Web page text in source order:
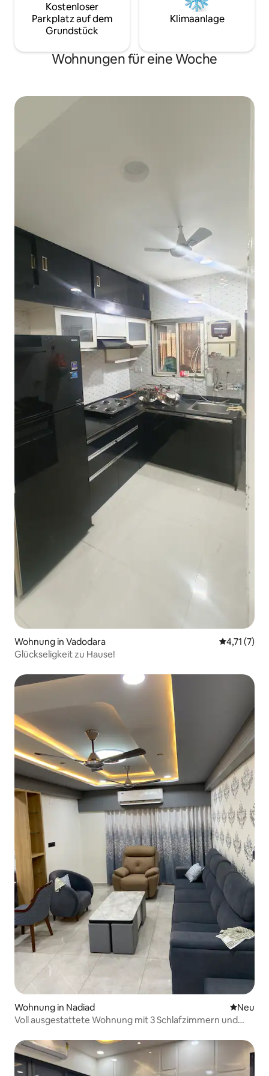
Kostenloser
Parkplatz auf dem
Grundstück
Klimaanlage
Wohnungen für eine Woche
Wohnung in Vadodara
4,71 (7)
Glückseligkeit zu Hause!
Wohnung in Nadiad Neue
Neu
Voll ausgestattete Wohnung mit 3 Schlafzimmern und